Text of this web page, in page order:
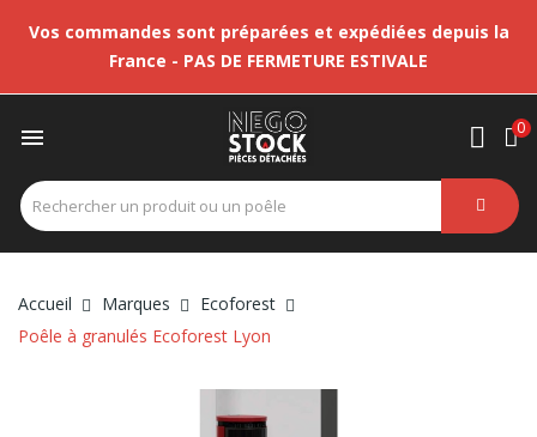
Vos commandes sont préparées et expédiées depuis la
France - PAS DE FERMETURE ESTIVALE
 0
Accueil Marques
Ecoforest
Poêle à granulés Ecoforest Lyon